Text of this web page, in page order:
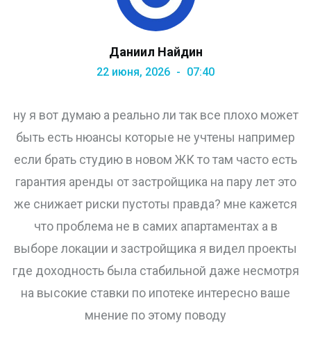
Даниил Найдин
22 июня, 2026 07:40
ну я вот думаю а реально ли так все плохо может
быть есть нюансы которые не учтены например
если брать студию в новом ЖК то там часто есть
гарантия аренды от застройщика на пару лет это
же снижает риски пустоты правда? мне кажется
что проблема не в самих апартаментах а в
выборе локации и застройщика я видел проекты
где доходность была стабильной даже несмотря
на высокие ставки по ипотеке интересно ваше
мнение по этому поводу